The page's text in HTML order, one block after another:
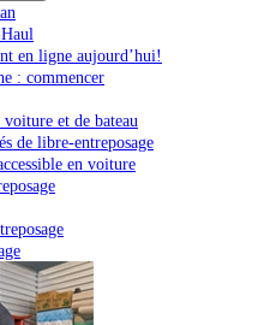
en ligne aujourd’hui!
: commencer
et de bateau
de libre-entreposage
en voiture